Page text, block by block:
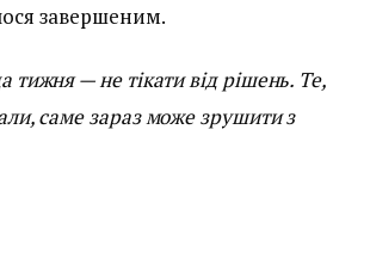
завершеним.
тижня — не тікати від рішень. Те,
саме зараз може зрушити з